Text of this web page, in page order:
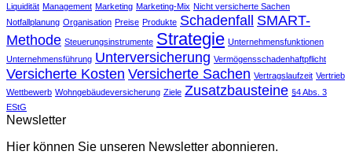
Liquidität Management Marketing Marketing-Mix Nicht versicherte Sachen
Notfallplanung Organisation Preise Produkte Schadenfall SMART-
Methode Steuerungsinstrumente Strategie Unternehmensfunktionen
Unternehmensführung Unterversicherung Vermögensschadenhaftpflicht
Versicherte Kosten Versicherte Sachen Vertragslaufzeit Vertrieb
Wettbewerb Wohngebäudeversicherung Ziele Zusatzbausteine §4 Abs. 3
EStG
Newsletter
Hier können Sie unseren Newsletter abonnieren.